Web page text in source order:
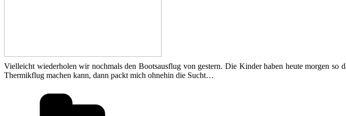
Vielleicht wiederholen wir nochmals den Bootsausflug von gestern. Die Kinder haben heute morgen
Thermikflug machen kann, dann packt mich ohnehin die Sucht…